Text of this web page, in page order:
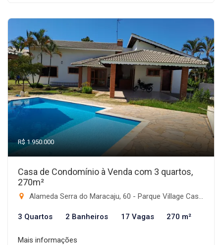
R$ 1.950.000
Casa de Condomínio à Venda com 3 quartos,
270m²
Alameda Serra do Maracaju, 60 - Parque Village Castelo, Itu-SP
3 Quartos 2 Banheiros 17 Vagas 270 m²
Mais informações